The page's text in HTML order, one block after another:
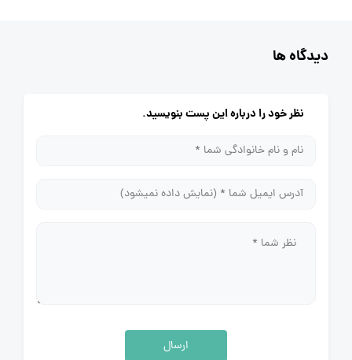
دیدگاه ها
نظر خود را درباره این پست بنویسید.
ارسال